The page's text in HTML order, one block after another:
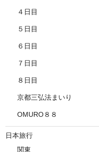
４日目
５日目
６日目
７日目
８日目
京都三弘法まいり
OMURO８８
日本旅行
関東